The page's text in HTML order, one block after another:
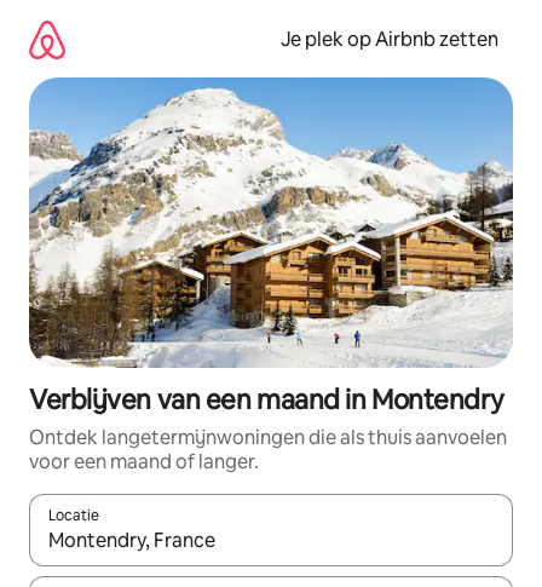
direct
naar
inhoud
Je plek op Airbnb zetten
Verblijven van een maand in Montendry
Ontdek langetermijnwoningen die als thuis aanvoelen
voor een maand of langer.
Locatie
Wanneer er resultaten beschikbaar zijn, maak je een keuze